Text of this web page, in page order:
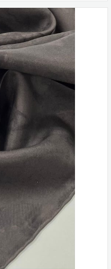
için buraya tıkla